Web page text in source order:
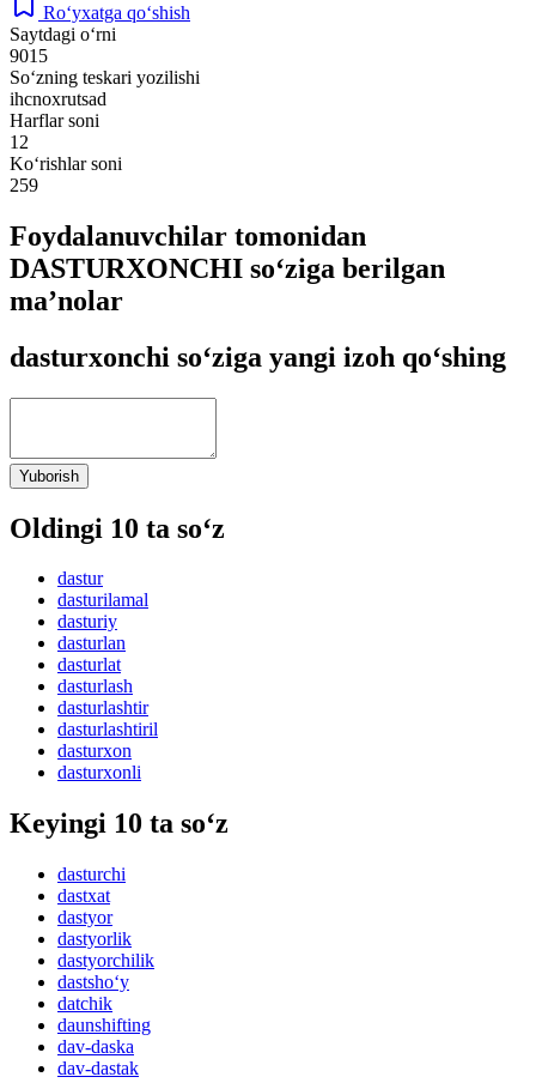
Ro‘yxatga qo‘shish
Saytdagi o‘rni
9015
So‘zning teskari yozilishi
ihcnoxrutsad
Harflar soni
12
Ko‘rishlar soni
259
Foydalanuvchilar tomonidan
DASTURXONCHI so‘ziga berilgan
ma’nolar
dasturxonchi so‘ziga yangi izoh qo‘shing
Yuborish
Oldingi 10 ta so‘z
dastur
dasturilamal
dasturiy
dasturlan
dasturlat
dasturlash
dasturlashtir
dasturlashtiril
dasturxon
dasturxonli
Keyingi 10 ta so‘z
dasturchi
dastxat
dastyor
dastyorlik
dastyorchilik
dastsho‘y
datchik
daunshifting
dav-daska
dav-dastak